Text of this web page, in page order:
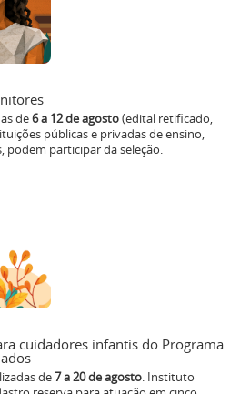
de6 a 12 de agosto(edital retificado,
públicas e privadas de ensino,
podem participar da seleção.
cuidadores infantis do Programa
de7 a 20 de agosto. Instituto